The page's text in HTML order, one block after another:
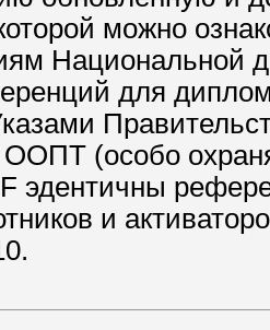
можно
для
(особо
эдентичны
и